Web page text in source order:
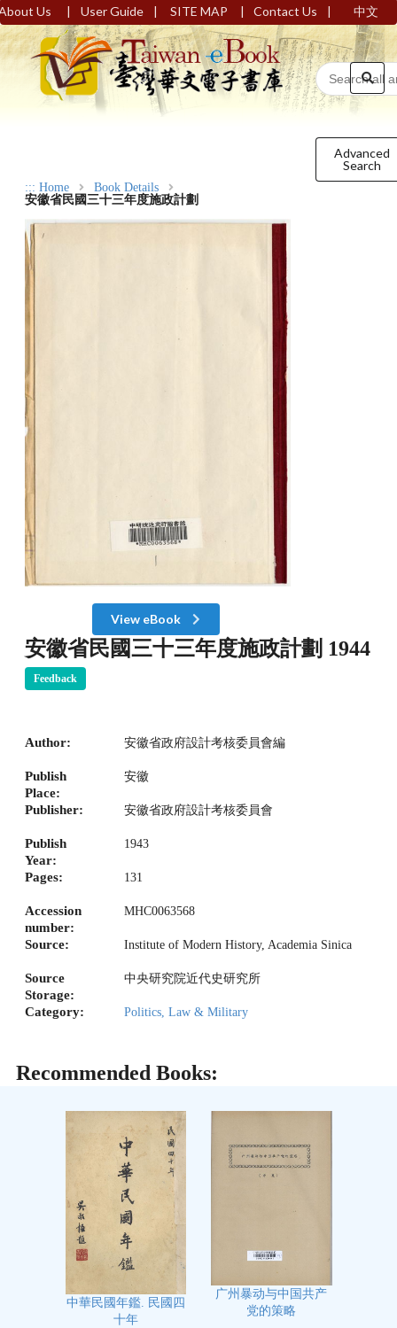
Us | User Guide | SITE MAP | Contact Us | 中文
Advanced
Search
::: Home
Book Details
安徽省民國三十三年度施政計劃
View eBook
安徽省民國三十三年度施政計劃 1944
Feedback
Author: 安徽省政府設計考核委員會編
Publish
Place:
安徽
Publisher: 安徽省政府設計考核委員會
Publish
Year:
1943
Pages: 131
Accession
number:
MHC0063568
Source: Institute of Modern History, Academia Sinica
Source
Storage:
中央研究院近代史研究所
Category: Politics, Law & Military
Recommended Books:
中華民國年鑑. 民國四
十年
广州暴动与中国共产
党的策略